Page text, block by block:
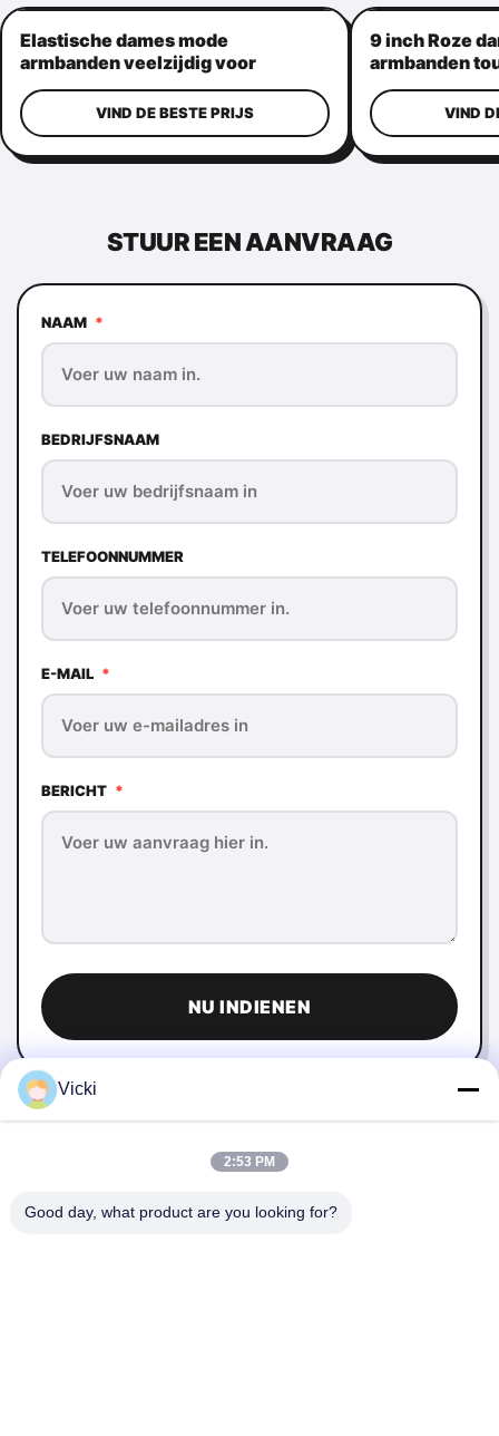
Elastische dames mode
armbanden veelzijdig voor
buitenactiviteiten
VIND DE BESTE PRIJS
9 inch Roze
armbanden
herbruikbaar
VIND
STUUR EEN AANVRAAG
NAAM *
BEDRIJFSNAAM
TELEFOONNUMMER
E-MAIL *
BERICHT *
NU INDIENEN
Vicki
2:53 PM
Good day, what product are you looking for?